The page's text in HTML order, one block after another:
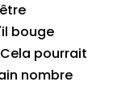
bouge
Cela pourrait
nombre